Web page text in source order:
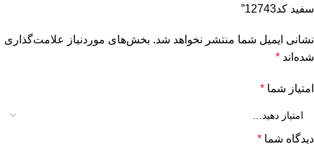
سفید کد12743”
نشانی ایمیل شما منتشر نخواهد شد. بخش‌های موردنیاز علامت‌گذاری
شده‌اند *
امتیاز شما *
دیدگاه شما *